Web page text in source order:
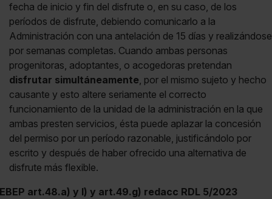
fecha de inicio y fin del disfrute o, en su caso, de los
períodos de disfrute, debiendo comunicarlo a la
Administración con una antelación de 15 días y realizándose
por semanas completas. Cuando ambas personas
progenitoras, adoptantes, o acogedoras pretendan
disfrutar simultáneamente, por el mismo sujeto y hecho
causante y esto altere seriamente el correcto
funcionamiento de la unidad de la administración en la que
ambas presten servicios, ésta puede aplazar la concesión
del permiso por un período razonable, justificándolo por
escrito y después de haber ofrecido una alternativa de
disfrute más flexible.
EBEP art.48.a) y l) y art.49.g) redacc RDL 5/2023